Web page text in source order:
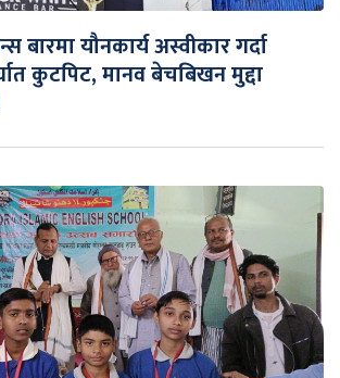
बारमा यौनकार्य अस्वीकार गर्दा
कुटपिट, मानव बेचबिखन मुद्दा